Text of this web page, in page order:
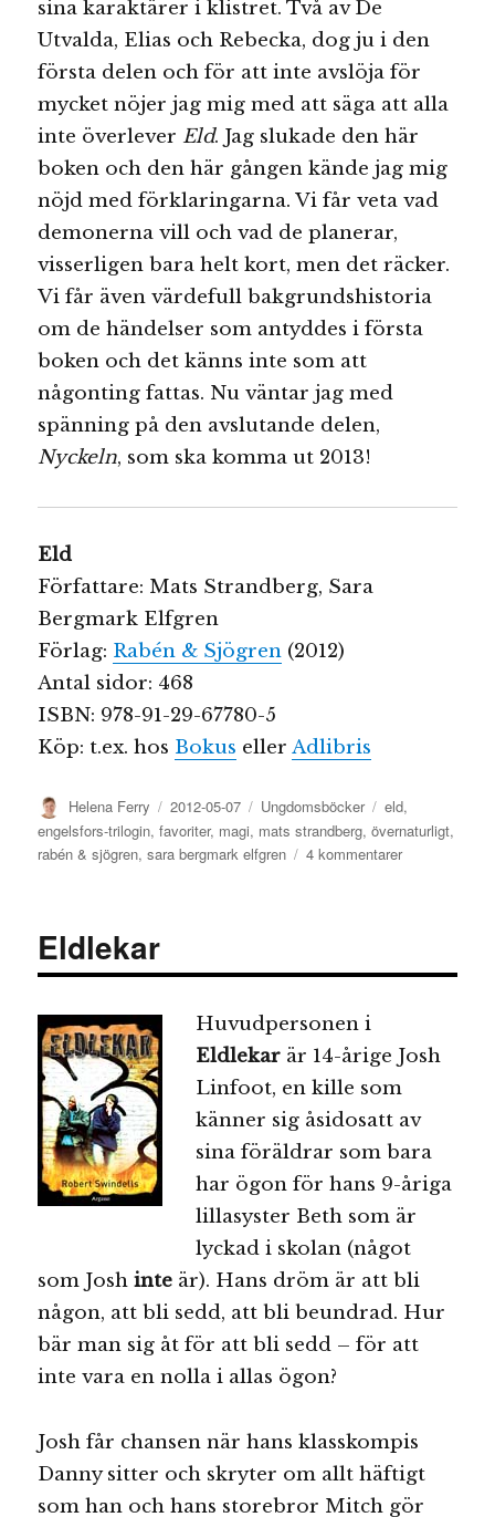
sina karaktärer i klistret. Två av De
Utvalda, Elias och Rebecka, dog ju i den
första delen och för att inte avslöja för
mycket nöjer jag mig med att säga att alla
inte överlever Eld. Jag slukade den här
boken och den här gången kände jag mig
nöjd med förklaringarna. Vi får veta vad
demonerna vill och vad de planerar,
visserligen bara helt kort, men det räcker.
Vi får även värdefull bakgrundshistoria
om de händelser som antyddes i första
boken och det känns inte som att
någonting fattas. Nu väntar jag med
spänning på den avslutande delen,
Nyckeln, som ska komma ut 2013!
Eld
Författare: Mats Strandberg, Sara
Bergmark Elfgren
Förlag: Rabén & Sjögren (2012)
Antal sidor: 468
ISBN: 978-91-29-67780-5
Köp: t.ex. hos Bokus ellerAdlibris
Författare
Helena Ferry
Publicerat
den
2012-05-07 Kategorier
Ungdomsböcker Etiketter
eld,
engelsfors-trilogin,favoriter, magi, mats strandberg,övernaturligt,
rabén & sjögren,sara bergmark elfgren 4 kommentarertill
Eldlekar
Huvudpersonen i
Eldlekar är 14-årige Josh
Linfoot, en kille som
känner sig åsidosatt av
sina föräldrar som bara
har ögon för hans 9-åriga
lillasyster Beth som är
lyckad i skolan (något
som Joshinte är). Hans dröm är att bli
någon, att bli sedd, att bli beundrad. Hur
bär man sig åt för att bli sedd – för att
inte vara en nolla i allas ögon?
Josh får chansen när hans klasskompis
Danny sitter och skryter om allt häftigt
som han och hans storebror Mitch gör